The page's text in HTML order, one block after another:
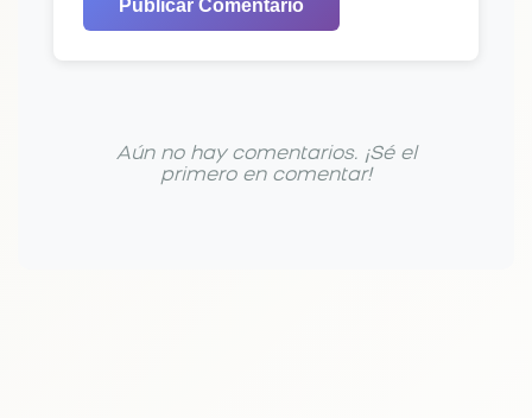
Publicar Comentario
Aún no hay comentarios. ¡Sé el
primero en comentar!